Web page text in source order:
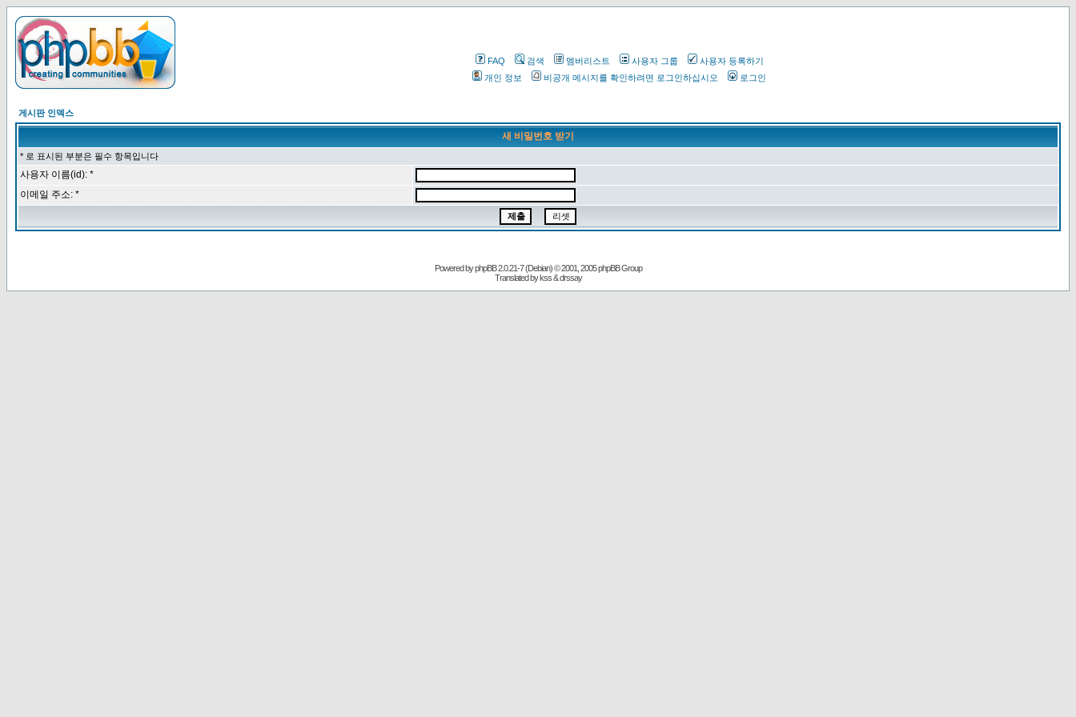
FAQ 검색 멤버리스트 사용자 그룹
사용자 등록하기
개인 정보
비공개 메시지를 확인하려면 로그인하십시오 로그인
게시판 인덱스
새 비밀번호 받기
* 로 표시된 부분은 필수 항목입니다
사용자 이름(id): *
이메일 주소: *
Powered byphpBB2.0.21-7 (Debian) © 2001, 2005 phpBB Group
Translated by kss & drssay